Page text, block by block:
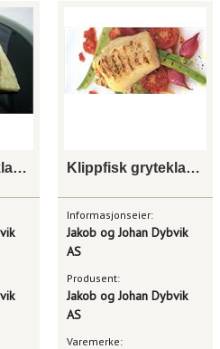
Klippfisk gryteklare serv.stykker Klippfisk gryteklar loins
Informasjonseier:
Jakob og Johan Dybvik
AS
Produsent:
Jakob og Johan Dybvik
AS
Varemerke: